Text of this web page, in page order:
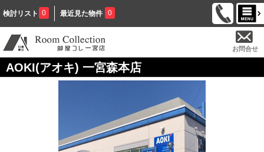
検討リスト 0 最近見た物件 0
お問合せ
AOKI(アオキ) 一宮森本店